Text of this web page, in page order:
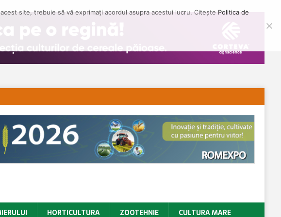
HORTICULTURA ZOOTEHNIE
CULTURA MARE
site, trebuie să vă exprimați acordul asupra acestui lucru. Citește Politica de